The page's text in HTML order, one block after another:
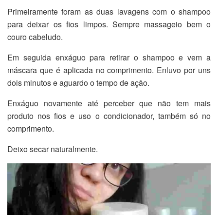
Primeiramente foram as duas lavagens com o shampoo
para deixar os fios limpos. Sempre massageio bem o
couro cabeludo.
Em seguida enxáguo para retirar o shampoo e vem a
máscara que é aplicada no comprimento. Enluvo por uns
dois minutos e aguardo o tempo de ação.
Enxáguo novamente até perceber que não tem mais
produto nos fios e uso o condicionador, também só no
comprimento.
Deixo secar naturalmente.